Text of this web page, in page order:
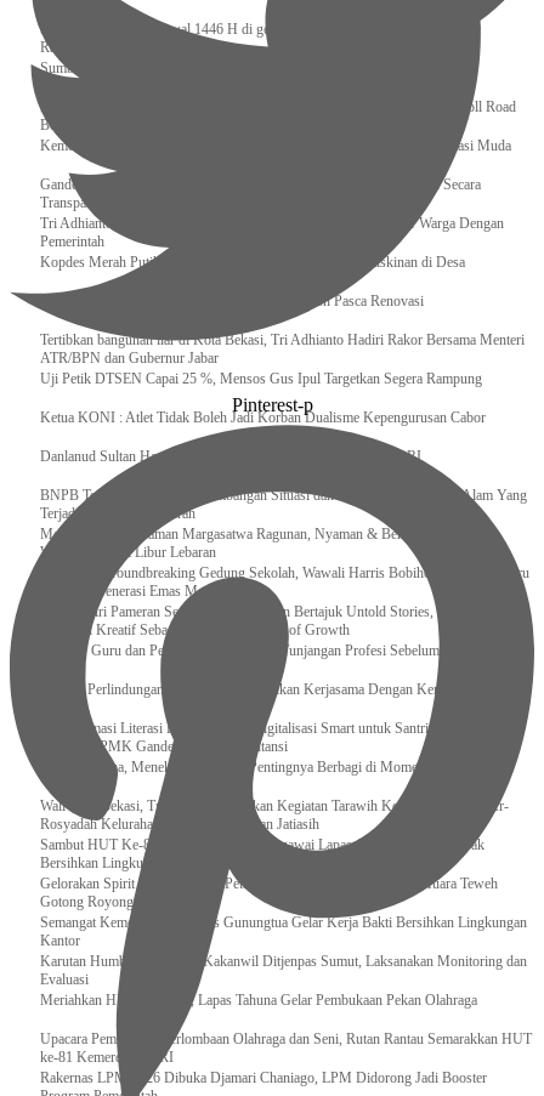
Sidang Isbat Awal Syawal 1446 H di gelar oleh Kementerian Agama pada 29
Ramadan
Sumber Daya Adalah Tantangan Penanganan Darurat Bencana di Daerah
Dukung Kelancaran Lalu Lintas Libur Idul Fitri 1446h / 2025m, Waskita Toll Road
Berlakukan Diskon Tarif Sebesar 20%
Kemenekraf – Kemeninves Perkuat Sinergi Demi Lapangan Kerja Generasi Muda
Gandeng KPK , Gus Ipul Memastikan Penyaluran Bansos Dilakukan Secara
Transparan dan Tepat Sasaran
Tri Adhianto Katakan : Tarling Sebagai Sarana Komunikasi Antar Warga Dengan
Pemerintah
Kopdes Merah Putih Instrumen Penting Pengentasan Kemiskinan di Desa
Presiden, Prabowo Subianto Resmikan 17 Stadion Pasca Renovasi
Tertibkan bangunan liar di Kota Bekasi, Tri Adhianto Hadiri Rakor Bersama Menteri
ATR/BPN dan Gubernur Jabar
Uji Petik DTSEN Capai 25 %, Mensos Gus Ipul Targetkan Segera Rampung
Ketua KONI : Atlet Tidak Boleh Jadi Korban Dualisme Kepengurusan Cabor
Danlanud Sultan Hasanuddin Ikuti Exit Meeting Bersama BPK RI
BNPB Terus Memantau Perkembangan Situasi dan Penanganan Bencana Alam Yang
Terjadi di Beberapa Daerah
Menpar Pastikan Taman Margasatwa Ragunan, Nyaman & Bersih di Kunjungi
Wisatawan Saat Libur Lebaran
Resmikan Groundbreaking Gedung Sekolah, Wawali Harris Bobihoe : Tonggak Baru
Ciptakan Generasi Emas Masa Depan
Menghadiri Pameran Seni Meiro Collection Bertajuk Untold Stories, Irene Umar :
Ekonomi Kreatif Sebagai The New Engine of Growth
120.067 Guru dan Pengawas PAI Terima Tunjangan Profesi Sebelum Lebaran
Perkuat Perlindungan KI Kemenkum Sahkan Kerjasama Dengan Kemenbud
Transformasi Literasi Keuangan dan Digitalisasi Smart untuk Santri Produktif
Kemenko PMK Gandeng Beberapa Intansi
Peduli Sesama, Menekraf Tekankan Pentingnya Berbagi di Momen Ramadan
Wali Kota Bekasi, Tri Adhianto Lakukan Kegiatan Tarawih Keliling di Masjid Ar-
Rosyadah Kelurahan Jatirasa Kecamatan Jatiasih
Sambut HUT Ke-81 Kemerdekaan RI, Pegawai Lapas Gunungsitoli Kompak
Bersihkan Lingkungan Kantor
Gelorakan Spirit Kemerdekaan, Petugas dan Warga Binaan Lapas Muara Teweh
Gotong Royong Kurve Masjid
Semangat Kemerdekaan, Lapas Gunungtua Gelar Kerja Bakti Bersihkan Lingkungan
Kantor
Karutan Humbahas Sambut Kakanwil Ditjenpas Sumut, Laksanakan Monitoring dan
Evaluasi
Meriahkan HUT RI ke-81, Lapas Tahuna Gelar Pembukaan Pekan Olahraga
Upacara Pembukaan Perlombaan Olahraga dan Seni, Rutan Rantau Semarakkan HUT
ke-81 Kemerdekaan RI
Rakernas LPM 2026 Dibuka Djamari Chaniago, LPM Didorong Jadi Booster
Pinterest-p